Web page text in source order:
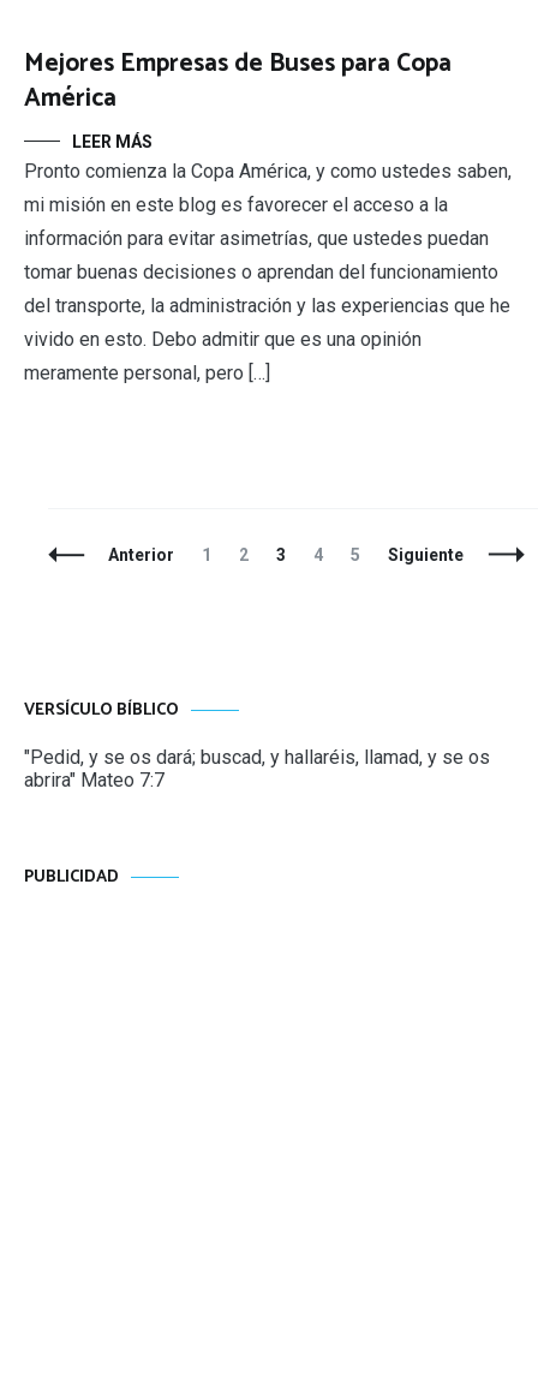
Mejores Empresas de Buses para Copa
América
LEER MÁS
Pronto comienza la Copa América, y como ustedes saben,
mi misión en este blog es favorecer el acceso a la
información para evitar asimetrías, que ustedes puedan
tomar buenas decisiones o aprendan del funcionamiento
del transporte, la administración y las experiencias que he
vivido en esto. Debo admitir que es una opinión
meramente personal, pero […]
NavegaciónAnterior Página
1 Página
2 Página
3 Página
4 Página
5 Siguiente
VERSÍCULO BÍBLICO
"Pedid, y se os dará; buscad, y hallaréis, llamad, y se os
abrira" Mateo 7:7
PUBLICIDAD